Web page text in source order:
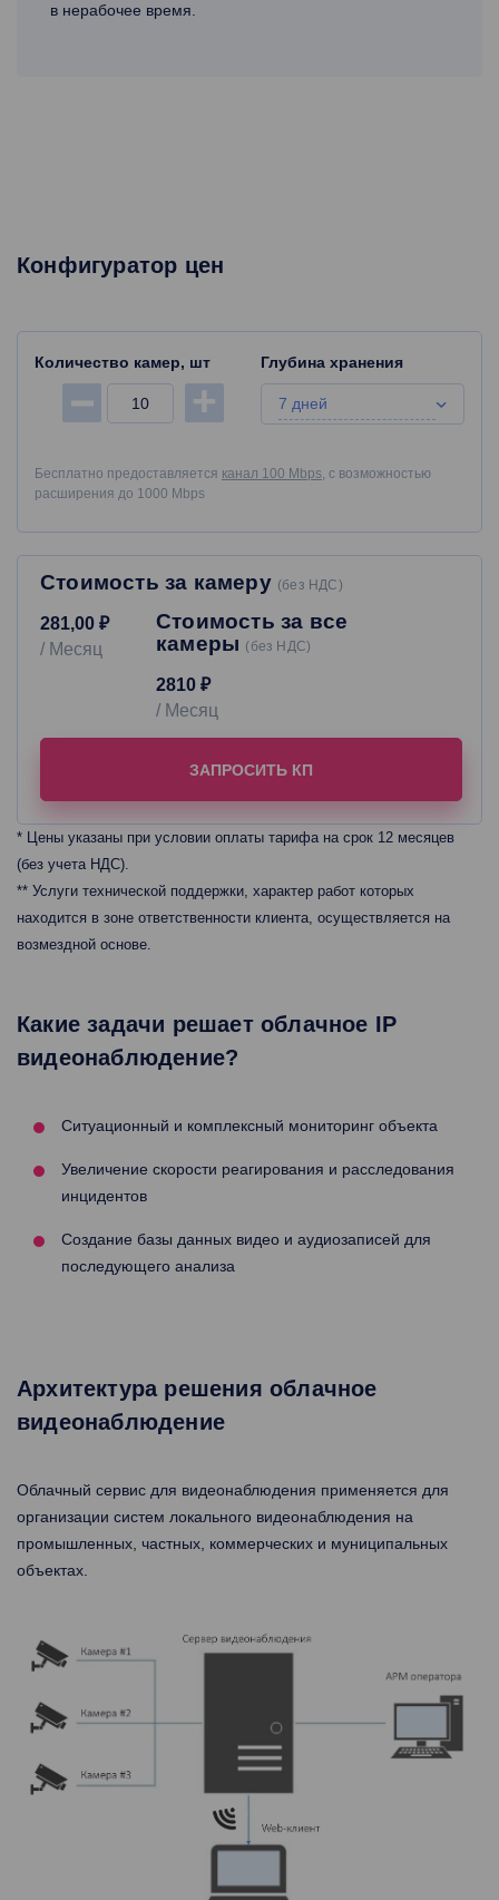
в нерабочее время.
Конфигуратор цен
Количество камер, шт
+
-
Глубина хранения
7 дней
Бесплатно предоставляется канал 100 Mbps, с возможностью
расширения до 1000 Mbps
Стоимость за камеру (без НДС)
281 00 ₽
/ Месяц
Стоимость за все
камеры (без НДС)
2810 ₽
/ Месяц
ЗАПРОСИТЬ КП
* Цены указаны при условии оплаты тарифа на срок 12 месяцев
(без учета НДС).
** Услуги технической поддержки, характер работ которых
находится в зоне ответственности клиента, осуществляется на
возмездной основе.
Какие задачи решает облачное IP
видеонаблюдение?
Ситуационный и комплексный мониторинг объекта
Увеличение скорости реагирования и расследования
инцидентов
Создание базы данных видео и аудиозаписей для
последующего анализа
Архитектура решения облачное
видеонаблюдение
Облачный сервис для видеонаблюдения применяется для
организации систем локального видеонаблюдения на
промышленных, частных, коммерческих и муниципальных
объектах.